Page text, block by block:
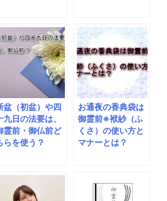
盆（初盆）や四
九日の法要は、
霊前・御仏前ど
らを使う？
お通夜の香典袋は
御霊前※袱紗（ふ
くさ）の使い方と
マナーとは？